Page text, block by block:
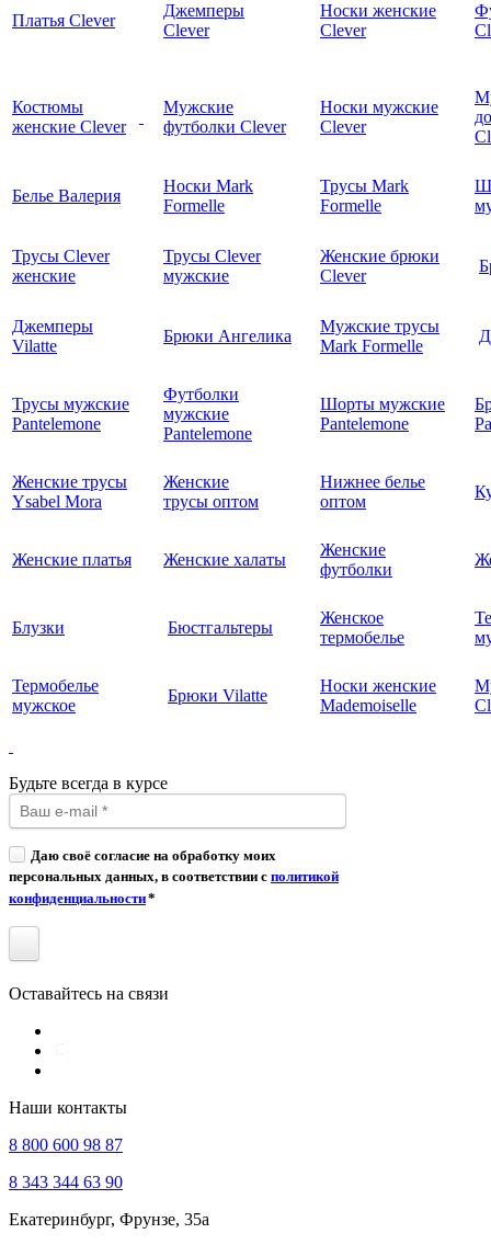
Платья Clever
Джемперы
Clever
Носки женские
Clever
Костюмы
женские Clever
Мужские
футболки Clever
Носки мужские
Clever
Белье Валерия
Носки Mark
Formelle
Трусы Mark
Formelle
Трусы Clever
женские
Трусы Clever
мужские
Женские брюки
Clever
Джемперы
Vilatte
Брюки Ангелика
Мужские трусы
Mark Formelle
Трусы мужские
Pantelemone
Футболки
мужские
Pantelemone
Шорты мужские
Pantelemone
Женские трусы
Ysabel Mora
Женские
трусы оптом
Нижнее белье
оптом
Женские платья Женские халаты
Женские
футболки
Блузки Бюстгальтеры
Женское
термобелье
Термобелье
мужское
Брюки Vilatte
Носки женские
Mademoiselle
Будьте всегда в курсе
Даю своё согласие на обработку моих
персональных данных, в соответствии с политикой
конфиденциальности*
Оставайтесь на связи
Наши контакты
8 800 600 98 87
8 343 344 63 90
Екатеринбург, Фрунзе, 35а